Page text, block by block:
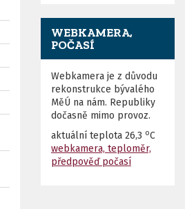
WEBKAMERA,
POČASÍ
Webkamera je z důvodu
rekonstrukce bývalého
MěÚ na nám. Republiky
dočasně mimo provoz.
aktuální teplota 26,3 oC
webkamera, teploměr,
předpověď počasí